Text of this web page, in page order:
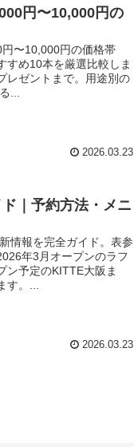
円〜10,000円の
〜10,000円の価格帯
すめ10本を厳選比較しま
レゼントまで。用途別の
...
2026.03.23
｜予約方法・メニ
情報を完全ガイド。表参
年3月オープンのラフ
ン予定のKITTE大阪ま
す。...
2026.03.23